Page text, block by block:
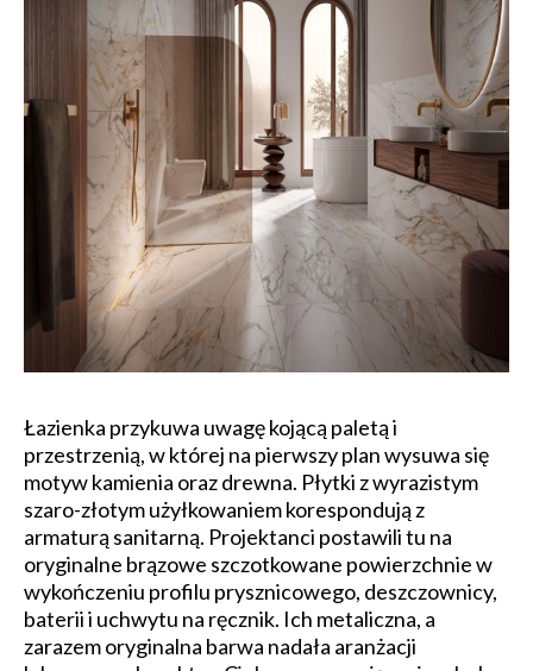
Łazienka przykuwa uwagę kojącą paletą i
przestrzenią, w której na pierwszy plan wysuwa się
motyw kamienia oraz drewna. Płytki z wyrazistym
szaro-złotym użyłkowaniem korespondują z
armaturą sanitarną. Projektanci postawili tu na
oryginalne brązowe szczotkowane powierzchnie w
wykończeniu profilu prysznicowego, deszczownicy,
baterii i uchwytu na ręcznik. Ich metaliczna, a
zarazem oryginalna barwa nadała aranżacji